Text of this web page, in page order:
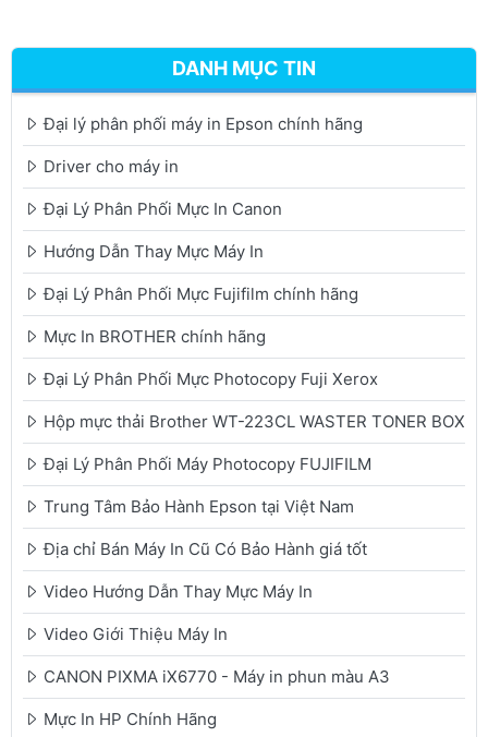
DANH MỤC TIN
Đại lý phân phối máy in Epson chính hãng
Driver cho máy in
Đại Lý Phân Phối Mực In Canon
Hướng Dẫn Thay Mực Máy In
Đại Lý Phân Phối Mực Fujifilm chính hãng
Mực In BROTHER chính hãng
Đại Lý Phân Phối Mực Photocopy Fuji Xerox
Hộp mực thải Brother WT-223CL WASTER TONER BOX
Đại Lý Phân Phối Máy Photocopy FUJIFILM
Trung Tâm Bảo Hành Epson tại Việt Nam
Địa chỉ Bán Máy In Cũ Có Bảo Hành giá tốt
Video Hướng Dẫn Thay Mực Máy In
Video Giới Thiệu Máy In
CANON PIXMA iX6770 - Máy in phun màu A3
Mực In HP Chính Hãng